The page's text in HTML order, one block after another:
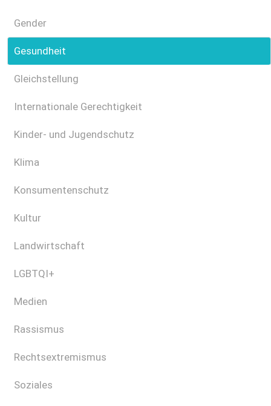
Gender
Gesundheit
Gleichstellung
Internationale Gerechtigkeit
Kinder- und Jugendschutz
Klima
Konsumentenschutz
Kultur
Landwirtschaft
LGBTQI+
Medien
Rassismus
Rechtsextremismus
Soziales